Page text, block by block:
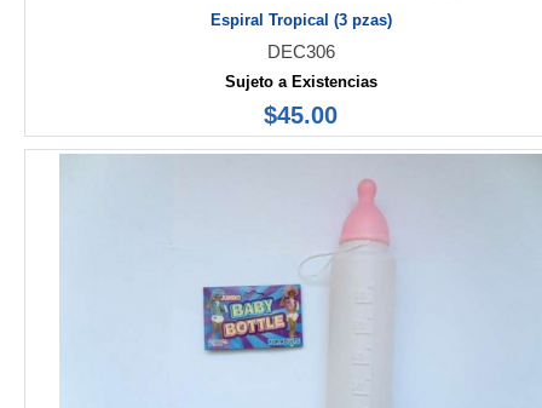
Espiral Tropical (3 pzas)
DEC306
Sujeto a Existencias
$45.00